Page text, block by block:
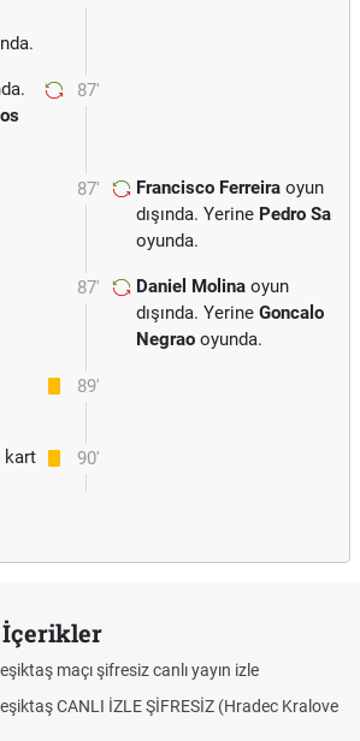
87'
87' Francisco Ferreira oyun
dışında. Yerine Pedro Sa
oyunda.
87' Daniel Molina oyun
dışında. Yerine Goncalo
Negrao oyunda.
89'
90'
kart
İçerikler
maçı şifresiz canlı yayın izle
CANLI İZLE ŞİFRESİZ (Hradec Kralove